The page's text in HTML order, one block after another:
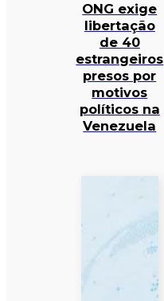
ONG exige
libertação
de 40
estrangeiros
presos por
motivos
políticos na
Venezuela